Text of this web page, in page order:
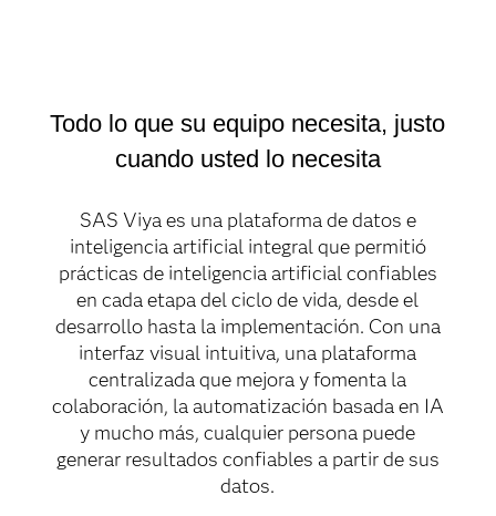
Todo lo que su equipo necesita, justo
cuando usted lo necesita
SAS Viya es una plataforma de datos e
inteligencia artificial integral que permitió
prácticas de inteligencia artificial confiables
en cada etapa del ciclo de vida, desde el
desarrollo hasta la implementación. Con una
interfaz visual intuitiva, una plataforma
centralizada que mejora y fomenta la
colaboración, la automatización basada en IA
y mucho más, cualquier persona puede
generar resultados confiables a partir de sus
datos.